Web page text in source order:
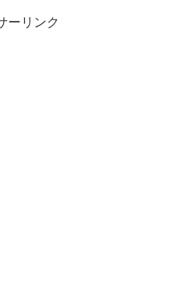
ーリンク